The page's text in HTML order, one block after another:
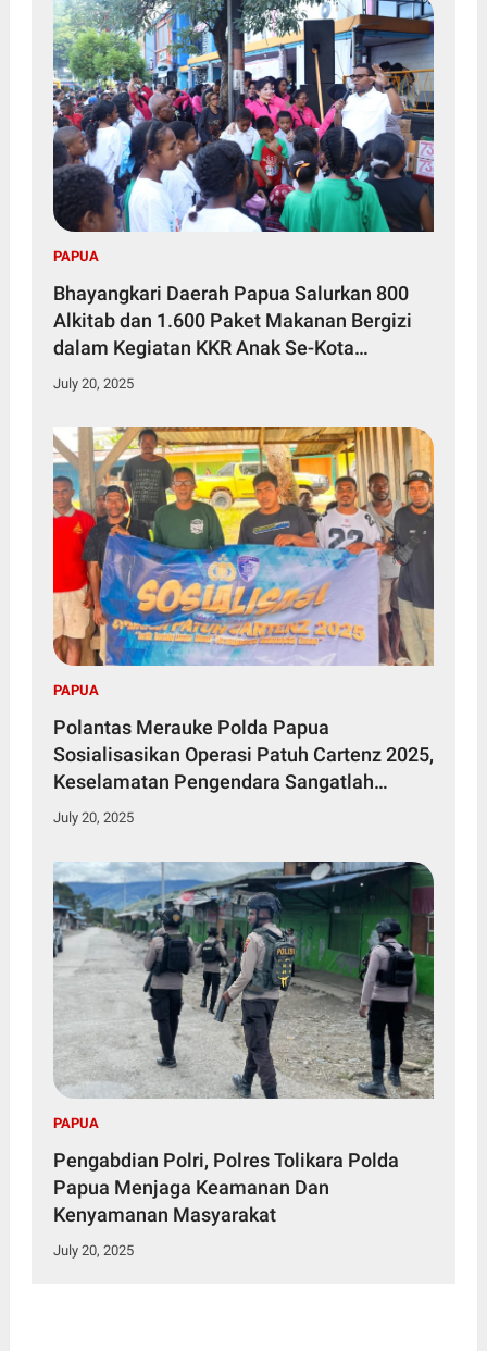
PAPUA
Bhayangkari Daerah Papua Salurkan 800
Alkitab dan 1.600 Paket Makanan Bergizi
dalam Kegiatan KKR Anak Se-Kota
Jayapura
July 20, 2025
PAPUA
Polantas Merauke Polda Papua
Sosialisasikan Operasi Patuh Cartenz 2025,
Keselamatan Pengendara Sangatlah
Penting
July 20, 2025
PAPUA
Pengabdian Polri, Polres Tolikara Polda
Papua Menjaga Keamanan Dan
Kenyamanan Masyarakat
July 20, 2025